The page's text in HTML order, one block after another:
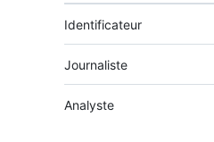
Identificateur
Journaliste
Analyste